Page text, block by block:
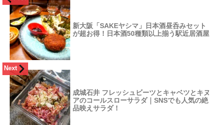
新大阪「SAKEヤシマ」日本酒昼呑みセット
が超お得！日本酒50種類以上揃う駅近居酒屋
Next
成城石井 フレッシュビーツとキャベツとキヌ
アのコールスローサラダ｜SNSでも人気の絶
品映えサラダ！